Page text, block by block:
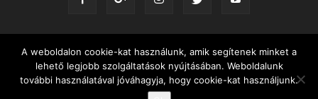
KÖZÉLET KÖZÖSSÉGEK
SZABADIDŐ
NEMZETISÉG, HELYTÖRTÉNET
RIPORTOK
KÖZÉRDEKŰ INFORMÁCIÓK
A weboldalon cookie-kat használunk, amik segítenek minket a
lehető legjobb szolgáltatások nyújtásában. Weboldalunk
további használatával jóváhagyja, hogy cookie-kat használjunk.